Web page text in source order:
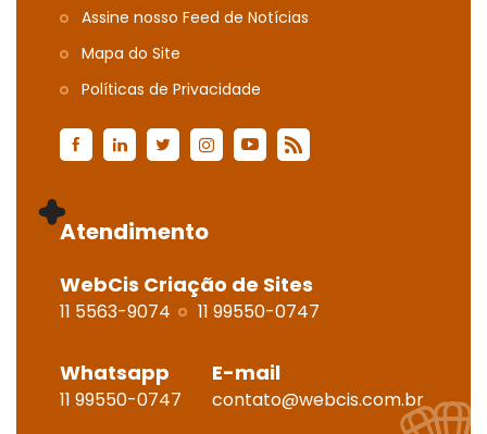
Assine nosso Feed de Notícias
Mapa do Site
Polí­ticas de Privacidade
Atendimento
WebCis Criação de Sites
11 5563-9074 11 99550-0747
Whatsapp
11 99550-0747
E-mail
contato@webcis.com.br